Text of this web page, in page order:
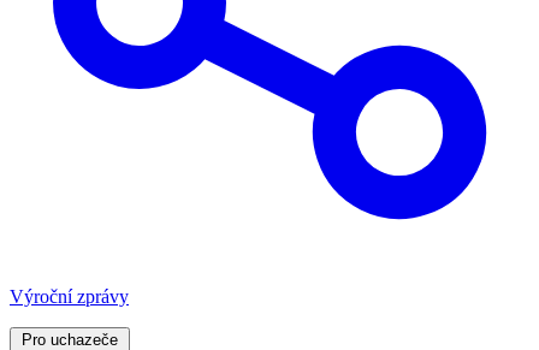
Výroční zprávy
Pro uchazeče